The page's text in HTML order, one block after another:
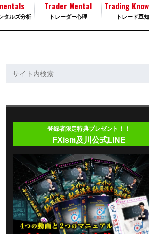
タルズ分析 トレーダー心理
Trader Mental
トレード豆
Trading
登録者限定特典プレゼント！！
FXism及川公式LINE